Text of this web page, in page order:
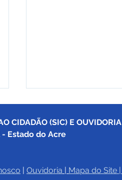
CIDADÃO (SIC) E OUVIDORIA
Estado do Acre
| Ouvidoria | Mapa do Site |